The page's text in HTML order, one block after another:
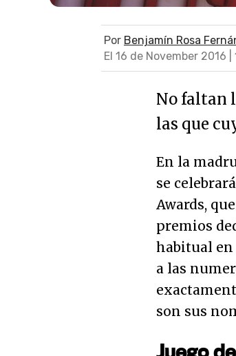
Por Benjamín Rosa
El 16 de November 2016 |
No faltan
las que
En la
se
Awards,
premios
habitual en
a las
son sus
Juego